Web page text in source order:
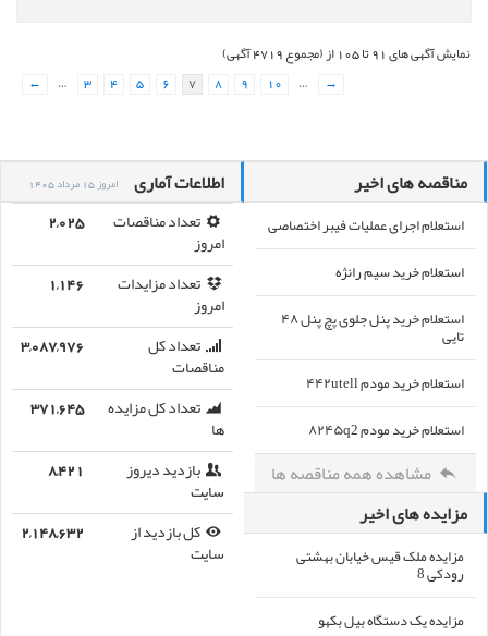
نمایش آگهی های 91 تا 105 از (مجموع 4719 آگهی)
←
… 3 4 5 6 7 8 9 10 … →
اطلاعات آماری امروز 15 مرداد 1405
تعداد مناقصات
امروز
2,025
تعداد مزایدات
امروز
1,146
تعداد کل
مناقصات
3,087,976
تعداد کل مزایده
ها
371,645
بازدید دیروز
سایت
8,421
کل بازدید از
سایت
2,148,632
مناقصه های اخیر
استعلام اجرای عملیات فیبر اختصاصی
استعلام خرید سیم رانژه
استعلام خرید پنل جلوی پچ پنل ۴۸
تایی
استعلام خرید مودم ۴۴۲utell
استعلام خرید مودم ۸۲۴۵q2
مشاهده همه مناقصه ها
مزایده های اخیر
مزایده ملک قیس خیابان بهشتی
رودکی 8
مزایده یک دستگاه بیل بکهو